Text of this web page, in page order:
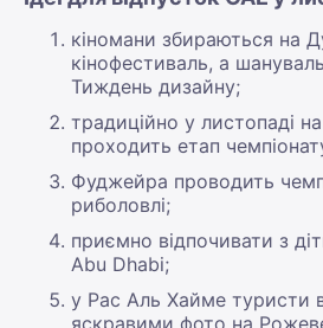
кіномани збираються на
кінофестиваль, а
Тиждень дизайну;
традиційно у листопаді
проходить етап
Фуджейра проводить
риболовлі;
приємно відпочивати з
Abu Dhabi;
у Рас Аль Хайме туристи
яскравими фото на